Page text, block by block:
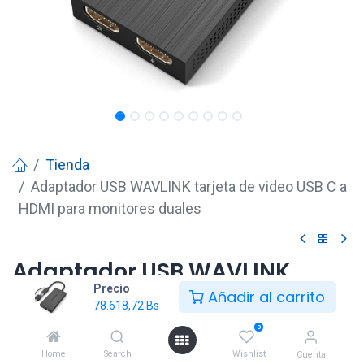
Precio
78.618,72 Bs Añadir al carrito
Home Search
0
Wishlist Cuenta
Tienda
Adaptador USB WAVLINK tarjeta de video USB C a
HDMI para monitores duales
Adaptador USB WAVLINK
tarjeta de video USB C a HDMI
para monitores duales